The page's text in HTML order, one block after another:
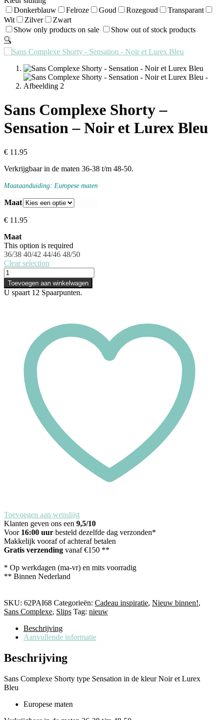
Donkerblauw
Felroze Goud Rozegoud
Transparant
Wit
Zilver
Zwart
Show only products on sale
Show out of stock products
🔍
Sans Complexe Shorty –
Sensation – Noir et Lurex Bleu
€ 11.95
Verkrijgbaar in de maten 36-38 t/m 48-50.
Maataanduiding: Europese maten
Maat
€ 11.95
Maat
This option is required
36/38 40/42 44/46 48/50
Clear selection
Sans
Complexe
Shorty
-
Toevoegen aan winkelwagen
U spaart 12 Spaarpunten.
Toevoegen aan wenslijst
Klanten geven ons een 9,5/10
Voor 16:00 uur besteld dezelfde dag verzonden*
Makkelijk vooraf of achteraf betalen
Gratis verzending vanaf €150 **
* Op werkdagen (ma-vr) en mits voorradig
** Binnen Nederland
SKU: 62PAI68 Categorieën: Cadeau inspiratie, Nieuw binnen!,
Sans Complexe, Slips Tag: nieuw
Beschrijving
Aanvullende informatie
Beschrijving
Sans Complexe Shorty type Sensation in de kleur Noir et Lurex
Bleu
Europese maten